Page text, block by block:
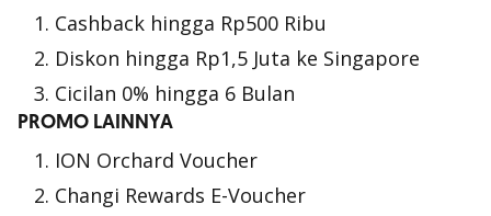
Cashback hingga Rp500 Ribu
Diskon hingga Rp1,5 Juta ke Singapore
Cicilan 0% hingga 6 Bulan
PROMO LAINNYA
ION Orchard Voucher
Changi Rewards E-Voucher